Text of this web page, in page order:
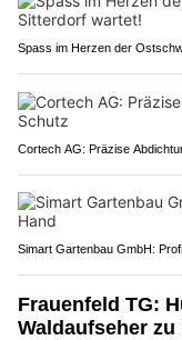
Spass im Herzen der
Cortech AG: Präzise
Simart Gartenbau GmbH:
Frauenfeld TG:
Waldaufseher